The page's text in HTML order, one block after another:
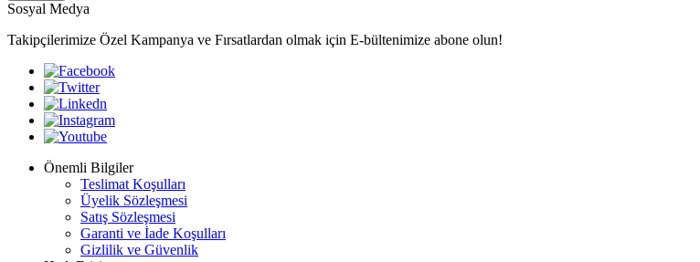
Sosyal Medya
Takipçilerimize Özel Kampanya ve Fırsatlardan olmak için E-bültenimize abone olun!
Önemli Bilgiler
Teslimat Koşulları
Üyelik Sözleşmesi
Satış Sözleşmesi
Garanti ve İade Koşulları
Gizlilik ve Güvenlik